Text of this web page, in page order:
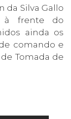
da Silva Gallo
à frente do
ainda os
comando e
Tomada de